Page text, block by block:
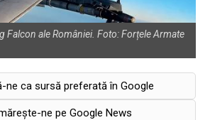
Falcon ale României. Foto: Forțele Armate
ne ca sursă preferată în Google
ne pe Google News